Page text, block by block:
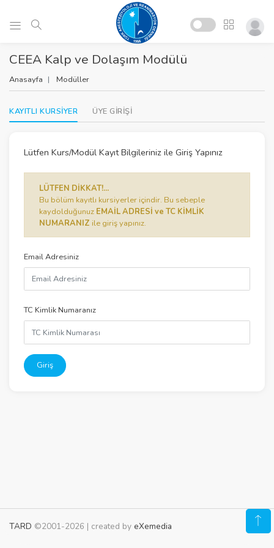
CEEA Kalp ve Dolaşım Modülü
Anasayfa Modüller
KAYITLI KURSİYER ÜYE GİRİŞİ
Lütfen Kurs/Modül Kayıt Bilgileriniz ile Giriş Yapınız
LÜTFEN DİKKAT!...
Bu bölüm kayıtlı kursiyerler içindir. Bu sebeple
kaydolduğunuz EMAİL ADRESİ ve TC KİMLİK
NUMARANIZ ile giriş yapınız.
Email Adresiniz
TC Kimlik Numaranız
Giriş
TARD ©2001-2026 | created by eXemedia